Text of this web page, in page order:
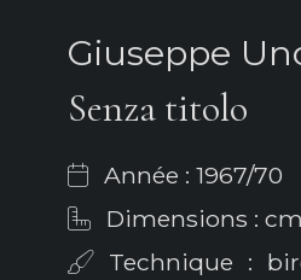
Giuseppe
Senza titolo
Année : 1967/70
Dimensions :
Technique :